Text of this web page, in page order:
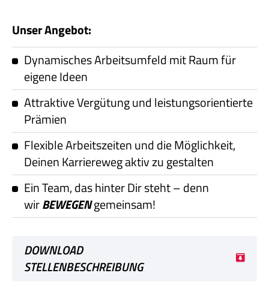
Unser Angebot:
Dynamisches Arbeitsumfeld mit Raum für
eigene Ideen
Attraktive Vergütung und leistungsorientierte
Prämien
Flexible Arbeitszeiten und die Möglichkeit,
Deinen Karriereweg aktiv zu gestalten
Ein Team, das hinter Dir steht – denn
wirBEWEGENgemeinsam!
DOWNLOAD
STELLENBESCHREIBUNG